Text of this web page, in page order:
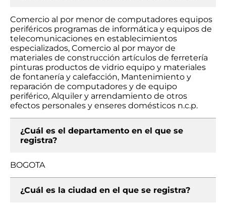
Comercio al por menor de computadores equipos
periféricos programas de informática y equipos de
telecomunicaciones en establecimientos
especializados, Comercio al por mayor de
materiales de construcción artículos de ferretería
pinturas productos de vidrio equipo y materiales
de fontanería y calefacción, Mantenimiento y
reparación de computadores y de equipo
periférico, Alquiler y arrendamiento de otros
efectos personales y enseres domésticos n.c.p.
¿Cuál es el departamento en el que se
registra?
BOGOTA
¿Cuál es la ciudad en el que se registra?